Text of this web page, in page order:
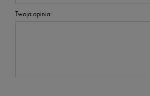
Twoja opinia: